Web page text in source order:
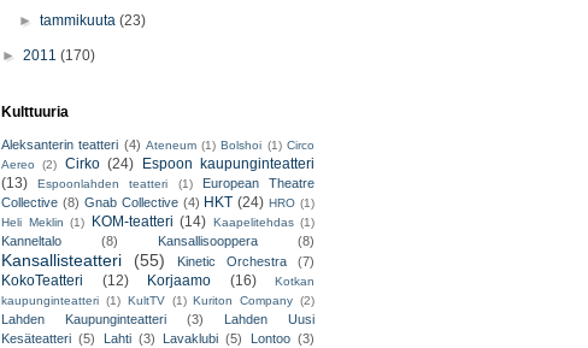
►tammikuuta(23)
► 2011 (170)
Kulttuuria
Aleksanterin teatteri (4) Ateneum (1) Bolshoi (1) Circo
Aereo
(2) Cirko (24)
Espoon kaupunginteatteri
(13)
Espoonlahden teatteri (1)
European Theatre
Collective (8) Gnab Collective (4) HKT (24) HRO (1)
Heli Meklin (1) KOM-teatteri (14) Kaapelitehdas (1)
Kanneltalo (8) Kansallisooppera (8)
Kansallisteatteri (55) Kinetic Orchestra (7)
KokoTeatteri (12) Korjaamo (16)
Kotkan
kaupunginteatteri (1) KultTV (1) Kuriton Company (2)
Lahden Kaupunginteatteri (3)
Lahden Uusi
Kesäteatteri (5) Lahti (3) Lavaklubi (5) Lontoo (3)